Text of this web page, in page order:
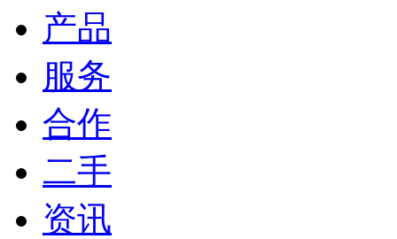
产品
服务
合作
二手
资讯